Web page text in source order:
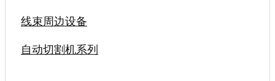
线束周边设备
自动切割机系列